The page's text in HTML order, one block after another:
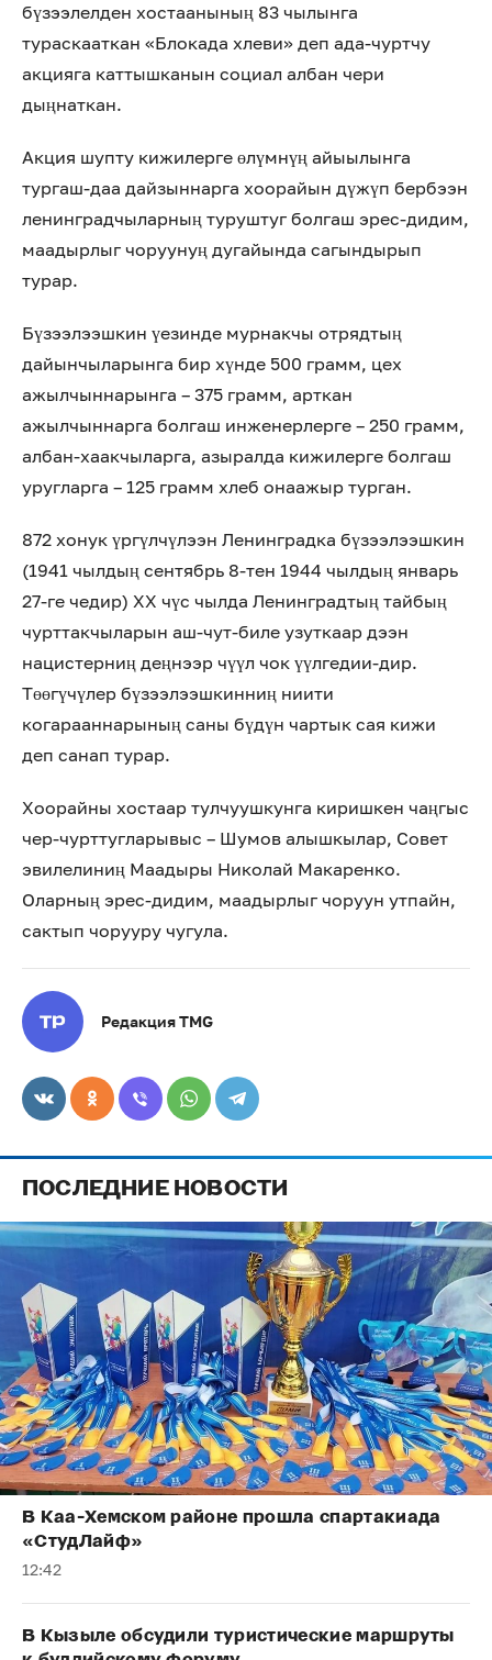
бүзээлелден хостаанының 83 чылынга
тураскааткан «Блокада хлеви» деп ада-чуртчу
акцияга каттышканын социал албан чери
дыңнаткан.
Акция шупту кижилерге өлүмнүң айыылынга
тургаш-даа дайзыннарга хоорайын дүжүп бербээн
ленинградчыларның туруштуг болгаш эрес-дидим,
маадырлыг чоруунуң дугайында сагындырып
турар.
Бүзээлээшкин үезинде мурнакчы отрядтың
дайынчыларынга бир хүнде 500 грамм, цех
ажылчыннарынга – 375 грамм, арткан
ажылчыннарга болгаш инженерлерге – 250 грамм,
албан-хаакчыларга, азыралда кижилерге болгаш
уругларга – 125 грамм хлеб онаажыр турган.
872 хонук үргүлчүлээн Ленинградка бүзээлээшкин
(1941 чылдың сентябрь 8-тен 1944 чылдың январь
27-ге чедир) ХХ чүс чылда Ленинградтың тайбың
чурттакчыларын аш-чут-биле узуткаар дээн
нацистерниң деңнээр чүүл чок үүлгедии-дир.
Төөгүчүлер бүзээлээшкинниң ниити
когарааннарының саны бүдүн чартык сая кижи
деп санап турар.
Хоорайны хостаар тулчуушкунга киришкен чаңгыс
чер-чурттугларывыс – Шумов алышкылар, Совет
эвилелиниң Маадыры Николай Макаренко.
Оларның эрес-дидим, маадырлыг чоруун утпайн,
сактып чорууру чугула.
Редакция TMG
ПОСЛЕДНИЕ НОВОСТИ
В Каа-Хемском районе прошла спартакиада
«СтудЛайф»
12:42
В Кызыле обсудили туристические маршруты